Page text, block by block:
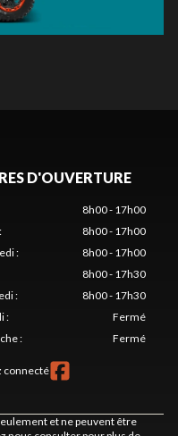
D'OUVERTURE
8h00 - 17h00
:
8h00 - 17h00
:
8h00 - 17h00
8h00 - 17h30
:
8h00 - 17h30
:
Fermé
: Fermé
connecté
et ne peuvent être